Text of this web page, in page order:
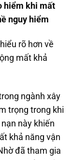
hiểm khi mất
nguy hiểm
rõ hơn về
mất khả
ngành xây
trọng trong khi
này khiến
khả năng vận
đã tham gia